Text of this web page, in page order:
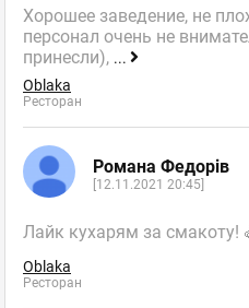
Хорошее заведение, не
персонал очень не
принесли), ...
Oblaka
Ресторан
Романа Федорів
[12.11.2021 20:45]
Лайк кухарям за смакоту!
Oblaka
Ресторан